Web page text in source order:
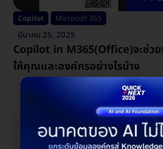
Copilot Microsoft 365
มีนาคม 25, 2025
Copilot in M365(Office)จะช่
ให้คุณและองค์กรอย่างไรบ้าง